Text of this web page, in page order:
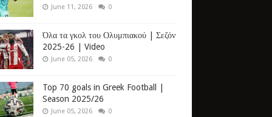
June 11, 2026 0
Όλα τα γκολ του Ολυμπιακού | Σεζόν
2025-26 | Video
June 05, 2026 0
Top 70 goals in Greek Football |
Season 2025/26
June 05, 2026 0